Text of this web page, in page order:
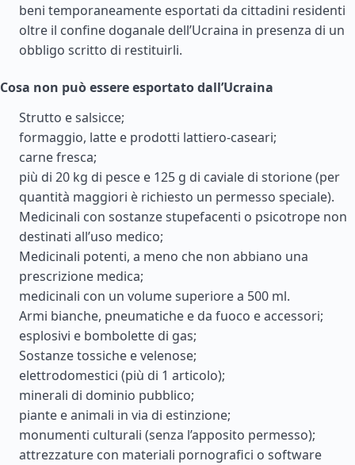
beni temporaneamente esportati da cittadini residenti
oltre il confine doganale dell’Ucraina in presenza di un
obbligo scritto di restituirli.
Cosa non può essere esportato dall’Ucraina
Strutto e salsicce;
formaggio, latte e prodotti lattiero-caseari;
carne fresca;
più di 20 kg di pesce e 125 g di caviale di storione (per
quantità maggiori è richiesto un permesso speciale).
Medicinali con sostanze stupefacenti o psicotrope non
destinati all’uso medico;
Medicinali potenti, a meno che non abbiano una
prescrizione medica;
medicinali con un volume superiore a 500 ml.
Armi bianche, pneumatiche e da fuoco e accessori;
esplosivi e bombolette di gas;
Sostanze tossiche e velenose;
elettrodomestici (più di 1 articolo);
minerali di dominio pubblico;
piante e animali in via di estinzione;
monumenti culturali (senza l’apposito permesso);
attrezzature con materiali pornografici o software